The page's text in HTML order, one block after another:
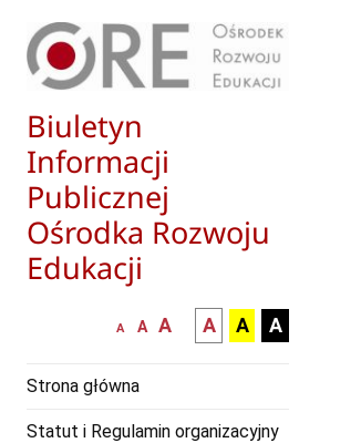
Biuletyn
Informacji
Publicznej
Ośrodka Rozwoju
Edukacji
mniejsza
A
normalna
A
większa-
czcionka
A
kontrast
czarny
białym
A
kontrast
czarny
zółtym
A
kontrast
żółty
A
Strona główna
Statut i Regulamin organizacyjny